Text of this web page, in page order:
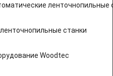
ленточнопильные
станки
Woodtec